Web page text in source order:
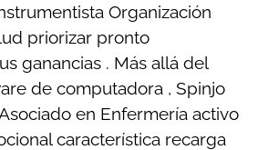
Organización
priorizar pronto
ganancias . Más allá del
de computadora , Spinjo
en Enfermería activo
característica recarga